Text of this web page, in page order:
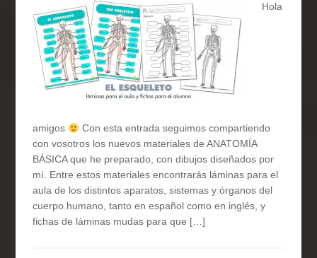
Hola
amigos
Con esta entrada seguimos compartiendo
con vosotros los nuevos materiales de ANATOMÍA
BÁSICA que he preparado, con dibujos diseñados por
mí. Entre estos materiales encontrarás láminas para el
aula de los distintos aparatos, sistemas y órganos del
cuerpo humano, tanto en español como en inglés, y
fichas de láminas mudas para que […]